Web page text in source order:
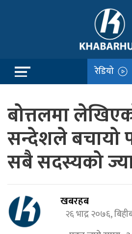
रेडियो
बोत्तलमा
सन्देशले बचायो
सबै सदस्यको
खबरहब
२६ भाद्र २०७६,